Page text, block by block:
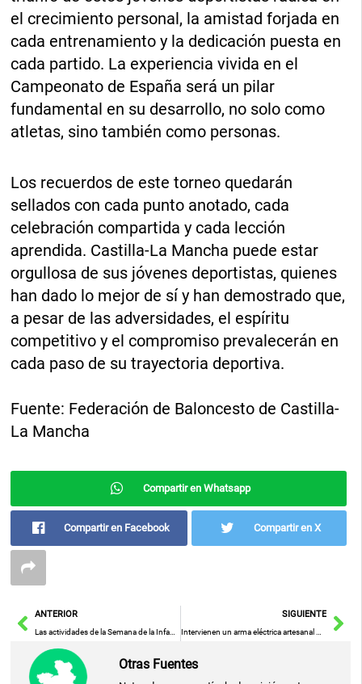
el crecimiento personal, la amistad forjada en
cada entrenamiento y la dedicación puesta en
cada partido. La experiencia vivida en el
Campeonato de España será un pilar
fundamental en su desarrollo, no solo como
atletas, sino también como personas.
Los recuerdos de este torneo quedarán
sellados con cada punto anotado, cada
celebración compartida y cada lección
aprendida. Castilla-La Mancha puede estar
orgullosa de sus jóvenes deportistas, quienes
han dado lo mejor de sí y han demostrado que,
a pesar de las adversidades, el espíritu
competitivo y el compromiso prevalecerán en
cada paso de su trayectoria deportiva.
Fuente: Federación de Baloncesto de Castilla-
La Mancha
Compartir en Whatsapp
Compartir en Facebook Compartir en X
AntANTERIOR
Las actividades de la Semana de la Infancia continúan con una gran participación
SIGUIENTE
Intervienen un arma eléctrica artesanal prohibida a un conductor en Chinchilla de Montearagón
Otras Fuentes